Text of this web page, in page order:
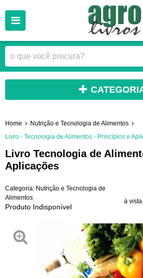
Home
Nutrição e Tecnologia de Alimentos
Livro - Tecnologia de Alimentos - Princípios e
Livro Tecnologia de
Aplicações
Categoria: Nutrição e Tecnologia de
Alimentos
Produto Indisponível
à vista